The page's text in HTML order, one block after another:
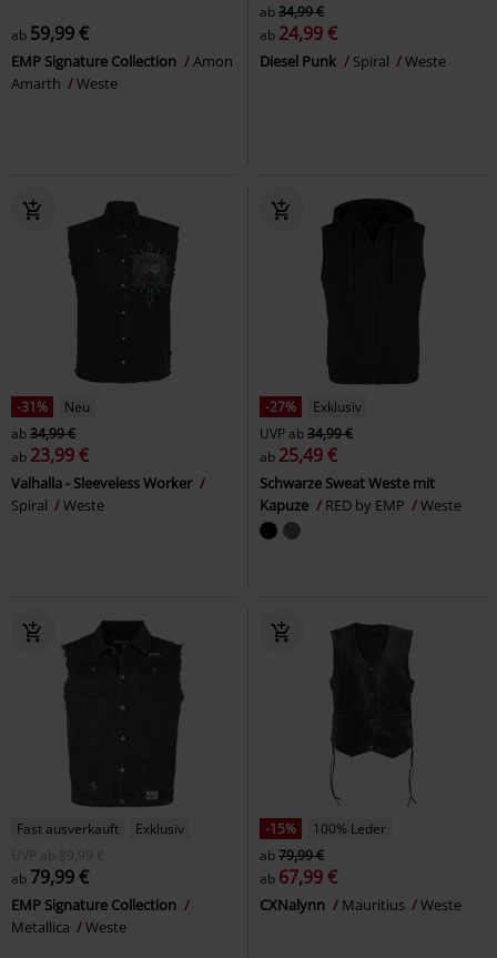
ab 59,99 €
EMP Signature Collection
Amon
Amarth
Weste
ab34,99 €
ab 24,99 €
Diesel Punk Spiral Weste
-31%
Neu
ab34,99 €
ab 23,99 €
Valhalla - Sleeveless Worker
Spiral
Weste
-27%
Exklusiv
UVPab34,99 €
ab 25,49 €
Schwarze Sweat Weste mit
Kapuze
RED by EMP Weste
Fast ausverkauft
Exklusiv
UVP
ab 89,99 €
ab 79,99 €
EMP Signature Collection
Metallica
Weste
-15%
100% Leder
ab79,99 €
ab 67,99 €
CXNalynn Mauritius Weste